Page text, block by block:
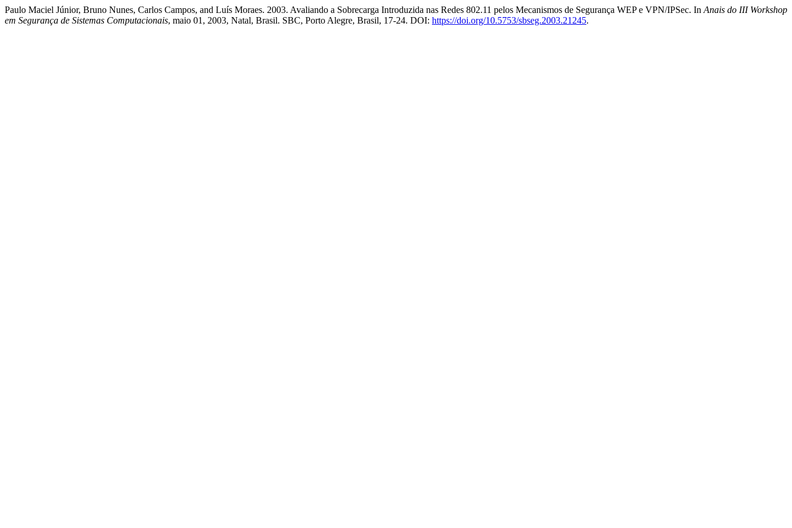
Paulo Maciel Júnior, Bruno Nunes, Carlos Campos, and Luís Moraes. 2003. Avaliando a Sobrecarga Introduzida nas Redes 802.11 pelos Mecanismos de Segurança WEP e VPN/IPSec. In Anais do III Workshop
em Segurança de Sistemas Computacionais, maio 01, 2003, Natal, Brasil. SBC, Porto Alegre, Brasil, 17-24. DOI: https://doi.org/10.5753/sbseg.2003.21245.